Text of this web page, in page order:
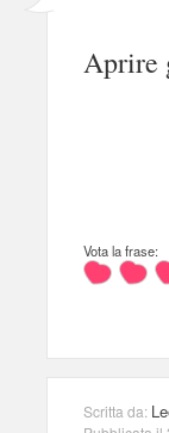
Aprire
Vota la frase:
Scritta da: